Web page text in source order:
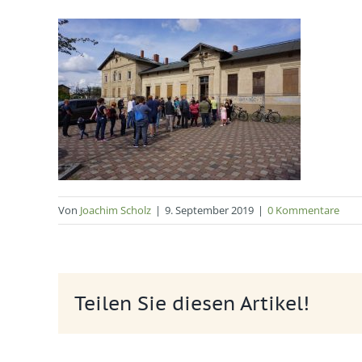
Von Joachim Scholz | 9. September 2019 | 0 Kommentare
Teilen Sie diesen Artikel!